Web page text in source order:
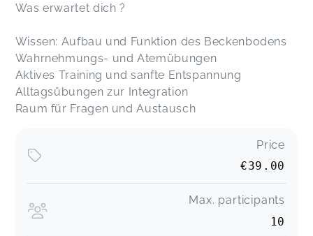
Was erwartet dich ?
Wissen: Aufbau und Funktion des Beckenbodens
Wahrnehmungs- und Atemübungen
Aktives Training und sanfte Entspannung
Alltagsübungen zur Integration
Raum für Fragen und Austausch
Price
€39.00
Max. participants
10